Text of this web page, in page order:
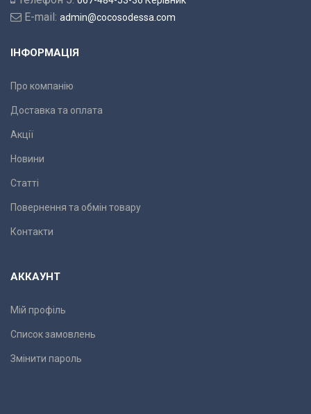
E-mail: admin@cocosodessa.com
ІНФОРМАЦІЯ
Про компанію
Доставка та оплата
Акції
Новини
Статті
Повернення та обмін товару
Контакти
АККАУНТ
Мій профіль
Список замовлень
Змінити пароль